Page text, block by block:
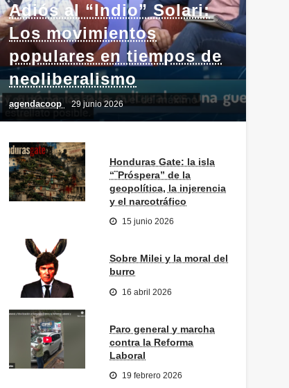
Adiós al “Indio” Solari:
Los movimientos
populares en tiempos de
neoliberalismo
agendacoop 29 junio 2026
Honduras Gate: la isla
“¨Próspera” de la
geopolítica, la injerencia
y el narcotráfico
15 junio 2026
Sobre Milei y la moral del
burro
16 abril 2026
Paro general y marcha
contra la Reforma
Laboral
19 febrero 2026